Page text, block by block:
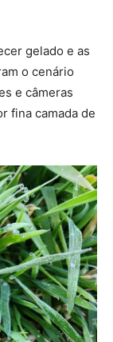
gelado e as
o cenário
e câmeras
fina camada de